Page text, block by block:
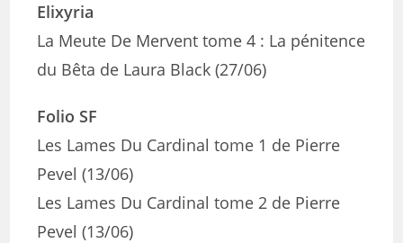
Elixyria
La Meute De Mervent tome 4 : La pénitence
du Bêta de Laura Black (27/06)
Folio SF
Les Lames Du Cardinal tome 1 de Pierre
Pevel (13/06)
Les Lames Du Cardinal tome 2 de Pierre
Pevel (13/06)